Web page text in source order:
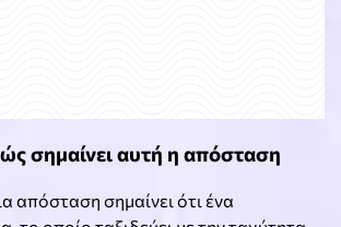
σημαίνει αυτή η απόσταση
απόσταση σημαίνει ότι ένα